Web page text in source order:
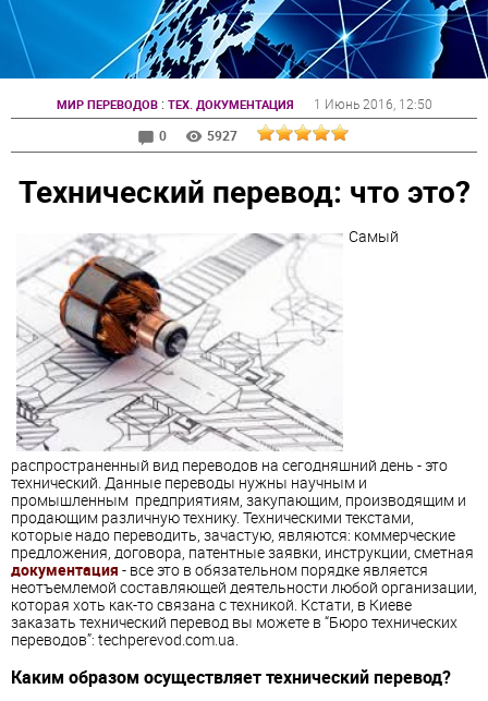
МИР ПЕРЕВОДОВ: ТЕХ. ДОКУМЕНТАЦИЯ 1 Июнь 2016 , 12:50
0
5927
Технический перевод: что это?
Самый
распространенный вид переводов на сегодняшний день - это
технический. Данные переводы нужны научным и
промышленным предприятиям, закупающим, производящим и
продающим различную технику. Техническими текстами,
которые надо переводить, зачастую, являются: коммерческие
предложения, договора, патентные заявки, инструкции, сметная
документация - все это в обязательном порядке является
неотъемлемой составляющей деятельности любой организации,
которая хоть как-то связана с техникой. Кстати, в Киеве
заказать технический перевод вы можете в “Бюро технических
переводов”: techperevod.com.ua.
Каким образом осуществляет технический перевод?